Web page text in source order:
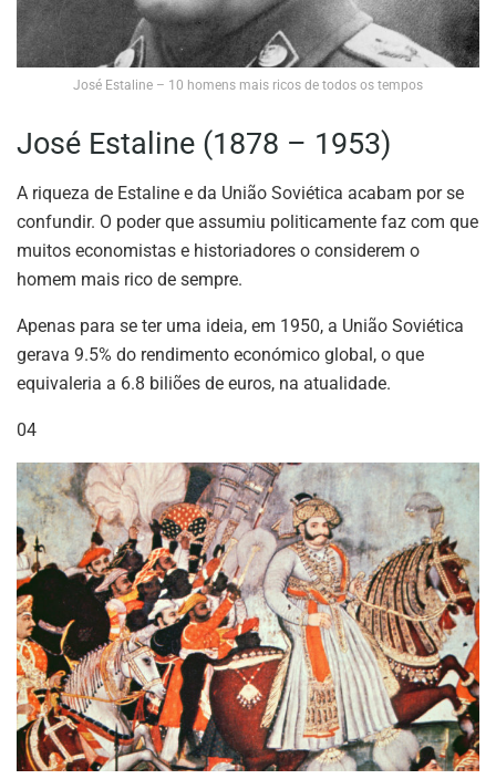
José Estaline – 10 homens mais ricos de todos os tempos
José Estaline (1878 – 1953)
A riqueza de Estaline e da União Soviética acabam por se
confundir. O poder que assumiu politicamente faz com que
muitos economistas e historiadores o considerem o
homem mais rico de sempre.
Apenas para se ter uma ideia, em 1950, a União Soviética
gerava 9.5% do rendimento económico global, o que
equivaleria a 6.8 biliões de euros, na atualidade.
04